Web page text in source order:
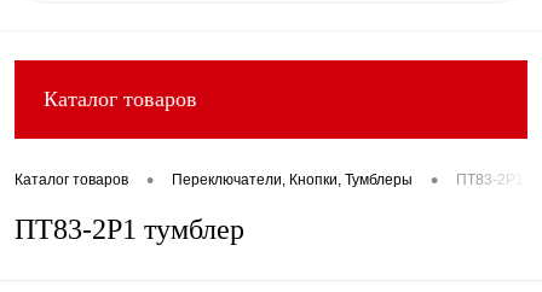
Каталог товаров
Каталог товаров • Переключатели, Кнопки, Тумблеры • ПТ83-2Р1
ПТ83-2Р1 тумблер